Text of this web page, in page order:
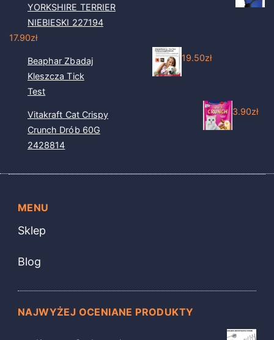
YORKSHIRE TERRIER
NIEBIESKI 227194
17.90zł
Beaphar Zbadaj
Kleszcza Tick
Test
19.50zł
Vitakraft Cat Crispy
Crunch Drób 60G
2428814
3.90zł
MENU
Sklep
Blog
NAJWYŻEJ OCENIANE PRODUKTY